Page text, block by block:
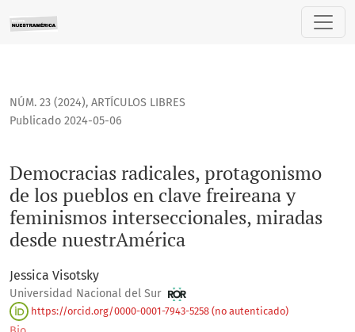
Democracias radicales, protagonismo de los pueblos en
NÚM. 23 (2024), ARTÍCULOS LIBRES
Democracias radicales, protagonismo
de los pueblos en clave freireana y
feminismos interseccionales, miradas
desde nuestrAmérica
Publicado 2024-05-06
Jessica Visotsky
Universidad Nacional del Sur
https://orcid.org/0000-0001-7943-5258 (no autenticado)